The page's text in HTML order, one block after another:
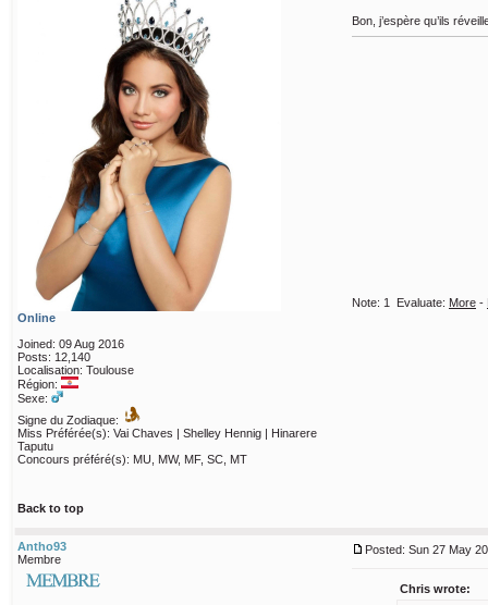
Online
Joined: 09 Aug 2016
Posts: 12,140
Localisation: Toulouse
Région:
Sexe:
Signe du Zodiaque:
Miss Préférée(s): Vai Chaves | Shelley Hennig | Hinarere
Taputu
Concours préféré(s): MU, MW, MF, SC, MT
Bon, j’espère qu’ils
Note: 1 Evaluate: More -
Back to top
Antho93
Membre
Posted: Sun 27 May
Chris wrote: